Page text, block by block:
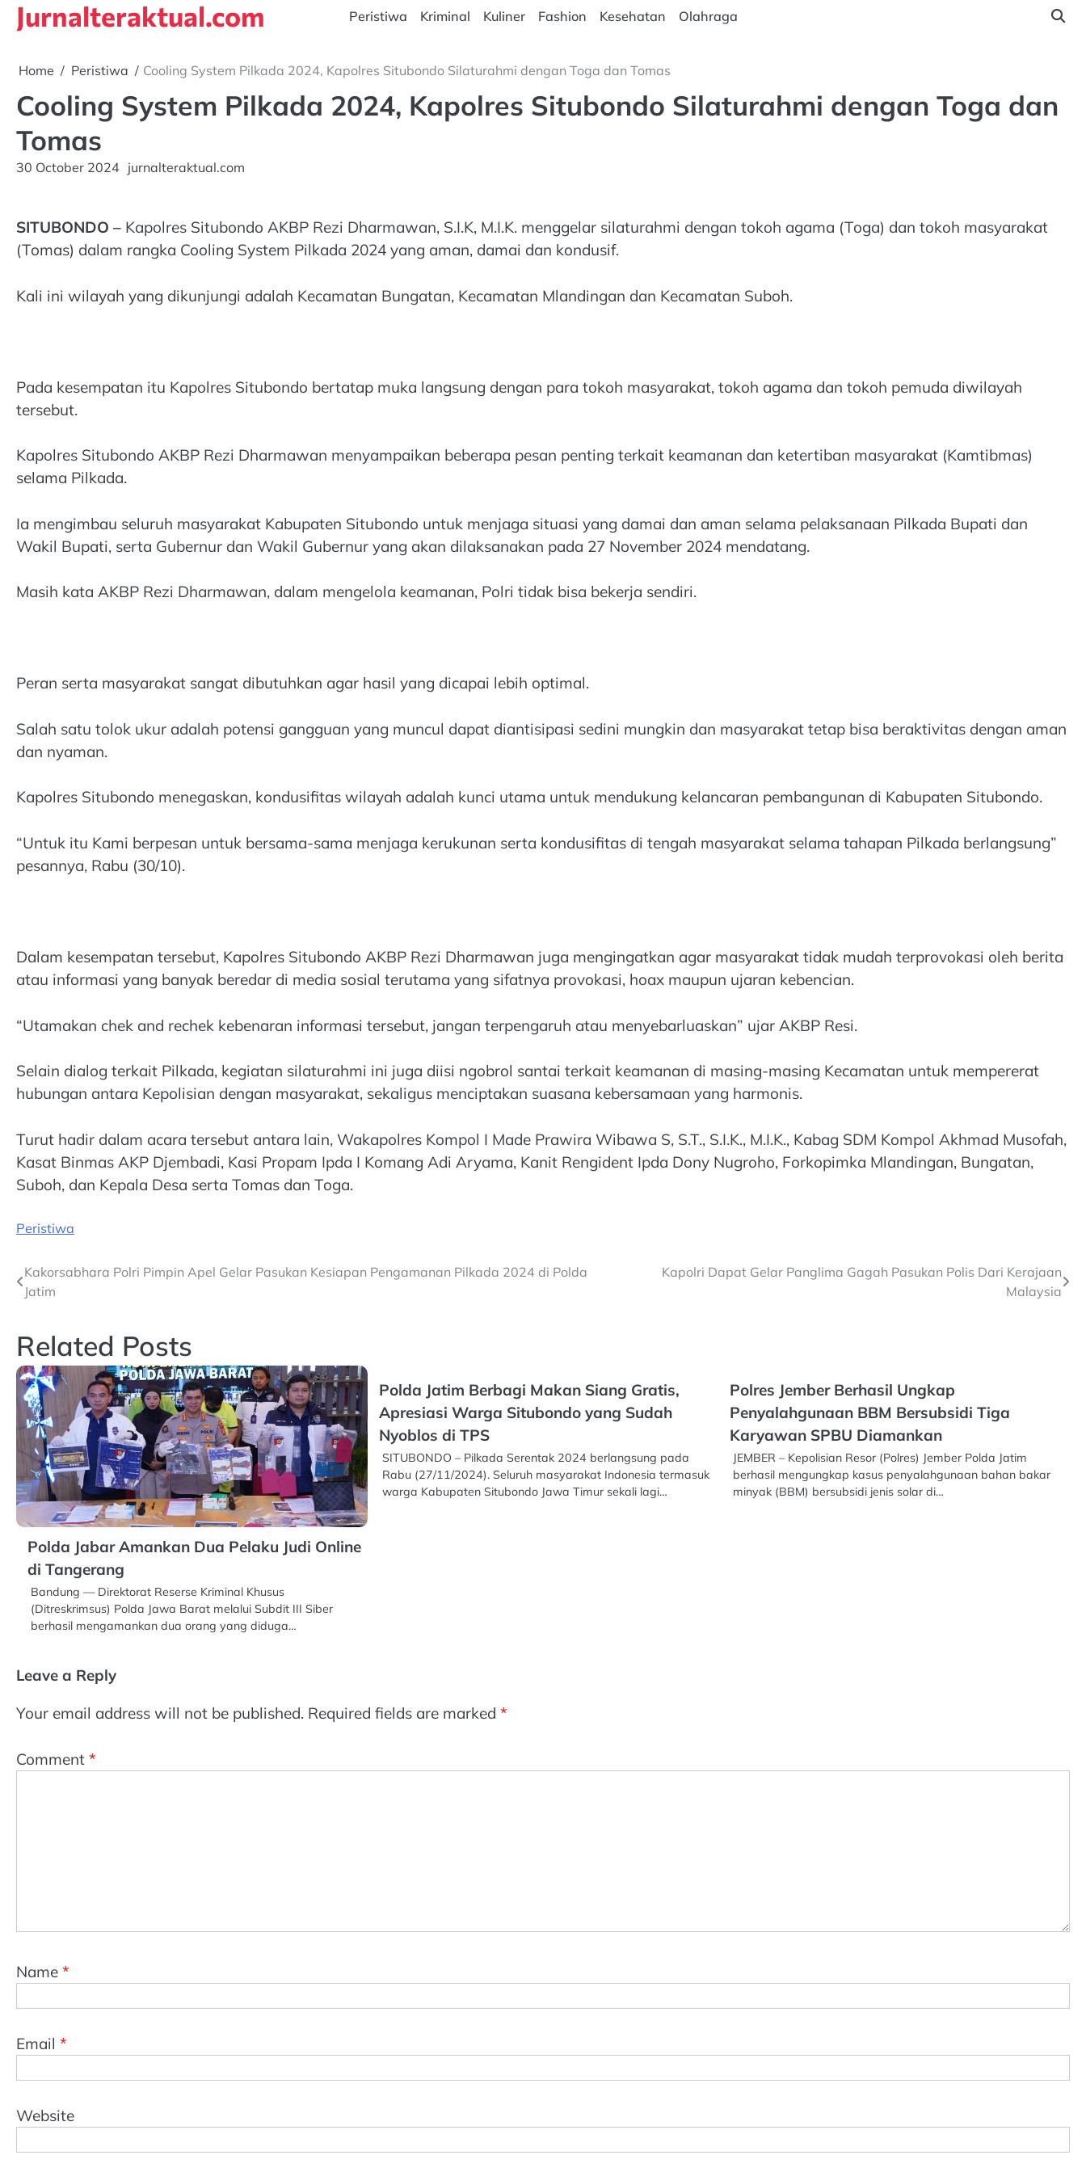
SkipJurnalteraktual.com Peristiwa Kriminal Kuliner Fashion Kesehatan Olahraga
Home Peristiwa Cooling System Pilkada 2024, Kapolres Situbondo Silaturahmi dengan Toga dan Tomas
Cooling System Pilkada 2024, Kapolres Situbondo Silaturahmi dengan Toga dan
Tomas
30 October 2024 jurnalteraktual.com
SITUBONDO – Kapolres Situbondo AKBP Rezi Dharmawan, S.I.K, M.I.K. menggelar silaturahmi dengan tokoh agama (Toga) dan tokoh masyarakat
(Tomas) dalam rangka Cooling System Pilkada 2024 yang aman, damai dan kondusif.
Kali ini wilayah yang dikunjungi adalah Kecamatan Bungatan, Kecamatan Mlandingan dan Kecamatan Suboh.
Pada kesempatan itu Kapolres Situbondo bertatap muka langsung dengan para tokoh masyarakat, tokoh agama dan tokoh pemuda diwilayah
tersebut.
Kapolres Situbondo AKBP Rezi Dharmawan menyampaikan beberapa pesan penting terkait keamanan dan ketertiban masyarakat (Kamtibmas)
selama Pilkada.
Ia mengimbau seluruh masyarakat Kabupaten Situbondo untuk menjaga situasi yang damai dan aman selama pelaksanaan Pilkada Bupati dan
Wakil Bupati, serta Gubernur dan Wakil Gubernur yang akan dilaksanakan pada 27 November 2024 mendatang.
Masih kata AKBP Rezi Dharmawan, dalam mengelola keamanan, Polri tidak bisa bekerja sendiri.
Peran serta masyarakat sangat dibutuhkan agar hasil yang dicapai lebih optimal.
Salah satu tolok ukur adalah potensi gangguan yang muncul dapat diantisipasi sedini mungkin dan masyarakat tetap bisa beraktivitas dengan aman
dan nyaman.
Kapolres Situbondo menegaskan, kondusifitas wilayah adalah kunci utama untuk mendukung kelancaran pembangunan di Kabupaten Situbondo.
“Untuk itu Kami berpesan untuk bersama-sama menjaga kerukunan serta kondusifitas di tengah masyarakat selama tahapan Pilkada berlangsung”
pesannya, Rabu (30/10).
Dalam kesempatan tersebut, Kapolres Situbondo AKBP Rezi Dharmawan juga mengingatkan agar masyarakat tidak mudah terprovokasi oleh berita
atau informasi yang banyak beredar di media sosial terutama yang sifatnya provokasi, hoax maupun ujaran kebencian.
“Utamakan chek and rechek kebenaran informasi tersebut, jangan terpengaruh atau menyebarluaskan” ujar AKBP Resi.
Selain dialog terkait Pilkada, kegiatan silaturahmi ini juga diisi ngobrol santai terkait keamanan di masing-masing Kecamatan untuk mempererat
hubungan antara Kepolisian dengan masyarakat, sekaligus menciptakan suasana kebersamaan yang harmonis.
Turut hadir dalam acara tersebut antara lain, Wakapolres Kompol I Made Prawira Wibawa S, S.T., S.I.K., M.I.K., Kabag SDM Kompol Akhmad Musofah,
Kasat Binmas AKP Djembadi, Kasi Propam Ipda I Komang Adi Aryama, Kanit Rengident Ipda Dony Nugroho, Forkopimka Mlandingan, Bungatan,
Suboh, dan Kepala Desa serta Tomas dan Toga.
Peristiwa
Post
navigation
Kakorsabhara Polri Pimpin Apel Gelar Pasukan Kesiapan Pengamanan Pilkada 2024 di Polda
Jatim
Kapolri Dapat Gelar Panglima Gagah Pasukan Polis Dari Kerajaan
Malaysia
Related Posts
Polda Jabar Amankan Dua Pelaku Judi Online
di Tangerang
Bandung — Direktorat Reserse Kriminal Khusus
(Ditreskrimsus) Polda Jawa Barat melalui Subdit III Siber
berhasil mengamankan dua orang yang diduga…
Polda Jatim Berbagi Makan Siang Gratis,
Apresiasi Warga Situbondo yang Sudah
Nyoblos di TPS
SITUBONDO – Pilkada Serentak 2024 berlangsung pada
Rabu (27/11/2024). Seluruh masyarakat Indonesia termasuk
warga Kabupaten Situbondo Jawa Timur sekali lagi…
Polres Jember Berhasil Ungkap
Penyalahgunaan BBM Bersubsidi Tiga
Karyawan SPBU Diamankan
JEMBER – Kepolisian Resor (Polres) Jember Polda Jatim
berhasil mengungkap kasus penyalahgunaan bahan bakar
minyak (BBM) bersubsidi jenis solar di…
Leave a Reply
Your email address will not be published. Required fields are marked *
Comment *
Name *
Email *
Website